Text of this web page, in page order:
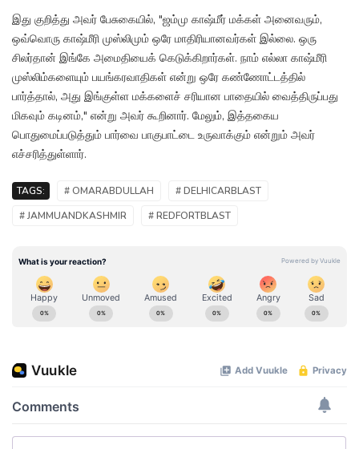
இது குறித்து அவர் பேசுகையில், "ஜம்மு காஷ்மீர் மக்கள் அனைவரும்,
ஒவ்வொரு காஷ்மீரி முஸ்லிமும் ஒரே மாதிரியானவர்கள் இல்லை. ஒரு
சிலர்தான் இங்கே அமைதியைக் கெடுக்கிறார்கள். நாம் எல்லா காஷ்மீரி
முஸ்லிம்களையும் பயங்கரவாதிகள் என்று ஒரே கண்ணோட்டத்தில்
பார்த்தால், அது இங்குள்ள மக்களைச் சரியான பாதையில் வைத்திருப்பது
மிகவும் கடினம்," என்று அவர் கூறினார். மேலும், இத்தகைய
பொதுமைப்படுத்தும் பார்வை பாகுபாட்டை உருவாக்கும் என்றும் அவர்
எச்சரித்துள்ளார்.
TAGS: # OMARABDULLAH
# DELHICARBLAST
# JAMMUANDKASHMIR
# REDFORTBLAST